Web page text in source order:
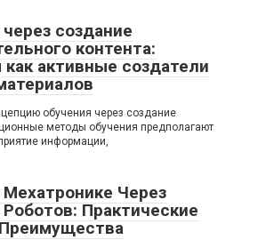
создание
контента:
активные создатели
обучения через создание
методы обучения предполагают
информации,
Через
Практические